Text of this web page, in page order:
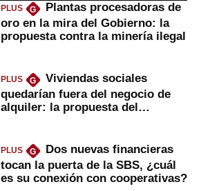
PLUS G
Plantas procesadoras de
oro en la mira del Gobierno: la
propuesta contra la minería ilegal
PLUS G
Viviendas sociales
quedarían fuera del negocio de
alquiler: la propuesta del
PLUS G
Dos nuevas financieras
tocan la puerta de la SBS, ¿cuál
es su conexión con cooperativas?